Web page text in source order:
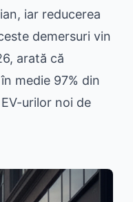
iar reducerea
demersuri vin
arată că
medie 97% din
urilor noi de